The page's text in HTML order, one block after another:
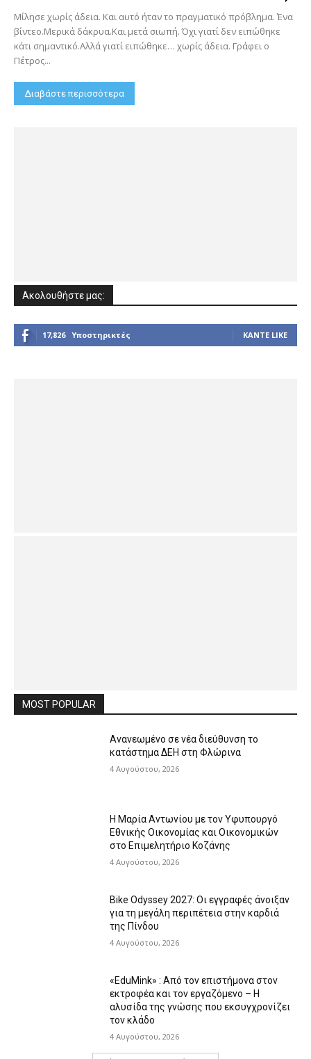
Μίλησε χωρίς άδεια. Και αυτό ήταν το πραγματικό πρόβλημα. Ένα
βίντεο.Μερικά δάκρυα.Και μετά σιωπή. Όχι γιατί δεν ειπώθηκε
κάτι σημαντικό.Αλλά γιατί ειπώθηκε… χωρίς άδεια. Γράφει ο
Πέτρος...
Διαβάστε περισσότερα
Ακολουθήστε μας:
17,826 Υποστηρικτές ΚΆΝΤΕ LIKE
MOST POPULAR
Ανανεωμένο σε νέα διεύθυνση το
κατάστημα ΔΕΗ στη Φλώρινα
4 Αυγούστου, 2026
Η Μαρία Αντωνίου με τον Υφυπουργό
Εθνικής Οικονομίας και Οικονομικών
στο Επιμελητήριο Κοζάνης
4 Αυγούστου, 2026
Bike Odyssey 2027: Οι εγγραφές άνοιξαν
για τη μεγάλη περιπέτεια στην καρδιά
της Πίνδου
4 Αυγούστου, 2026
«EduMink» : Από τον επιστήμονα στον
εκτροφέα και τον εργαζόμενο – Η
αλυσίδα της γνώσης που εκσυγχρονίζει
τον κλάδο
4 Αυγούστου, 2026